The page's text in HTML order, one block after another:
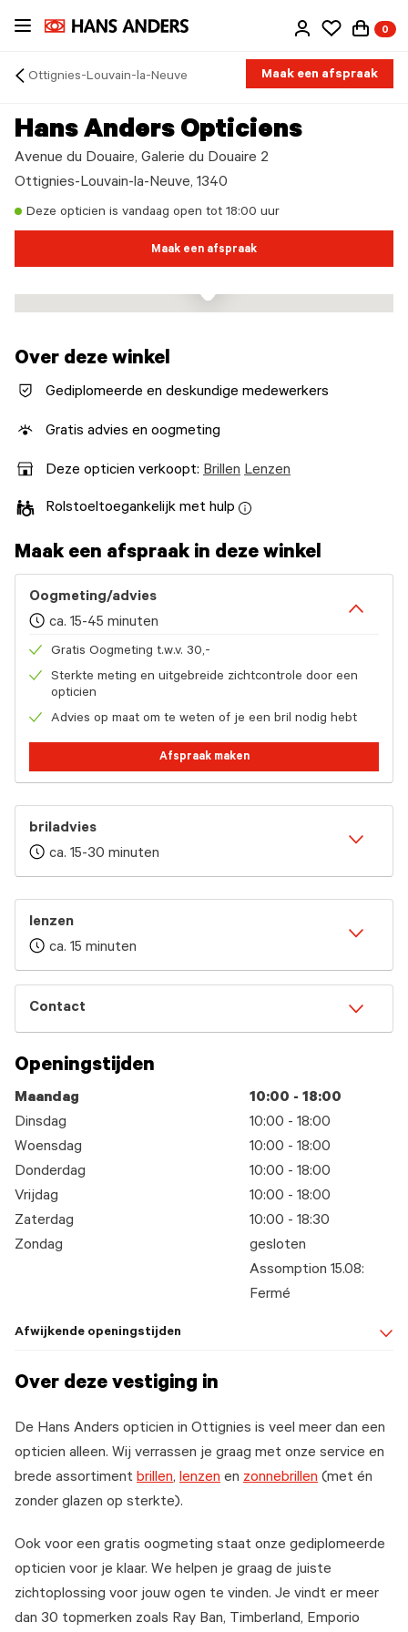
Ga
de
0
Ottignies-Louvain-la-Neuve Maak een afspraak
Hans Anders Opticiens
Avenue du Douaire, Galerie du Douaire 2
Ottignies-Louvain-la-Neuve, 1340
Deze opticien is vandaag open tot 18:00 uur
Maak een afspraak
Over deze winkel
Gediplomeerde en deskundige medewerkers
Gratis advies en oogmeting
Deze opticien verkoopt: Brillen Lenzen
Rolstoeltoegankelijk met hulp
Maak een afspraak in deze winkel
Oogmeting/advies
ca. 15-45 minuten
Gratis Oogmeting t.w.v. 30,-
Sterkte meting en uitgebreide zichtcontrole door een
opticien
Advies op maat om te weten of je een bril nodig hebt
Afspraak maken
briladvies
ca. 15-30 minuten
lenzen
ca. 15 minuten
Contact
Openingstijden
Maandag
10:00 - 18:00
Dinsdag
10:00 - 18:00
Woensdag
10:00 - 18:00
Donderdag
10:00 - 18:00
Vrijdag
10:00 - 18:00
Zaterdag
10:00 - 18:30
Zondag
gesloten
Assomption 15.08:
Fermé
Afwijkende openingstijden
Over deze vestiging in
De Hans Anders opticien in Ottignies is veel meer dan een
opticien alleen. Wij verrassen je graag met onze service en
brede assortiment brillen, lenzen en zonnebrillen (met én
zonder glazen op sterkte).
Ook voor een gratis oogmeting staat onze gediplomeerde
opticien voor je klaar. We helpen je graag de juiste
zichtoplossing voor jouw ogen te vinden. Je vindt er meer
dan 30 topmerken zoals Ray Ban, Timberland, Emporio